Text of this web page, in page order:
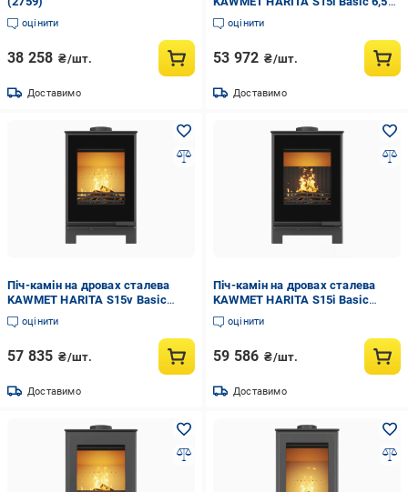
оцінити
38 258 ₴/шт.
Доставимо
кВт (WS15i-Basic)
оцінити
53 972 ₴/шт.
Доставимо
Піч-камін на дровах сталева
KAWMET HARITA S15v Basic
Decor 5,7 кВт (WS15v-Basic-
Decor)
оцінити
57 835 ₴/шт.
Доставимо
Піч-камін на дровах сталева
KAWMET HARITA S15i Basic
Decor 6,5 кВт (WS15i-Basic-
Decor)
оцінити
59 586 ₴/шт.
Доставимо